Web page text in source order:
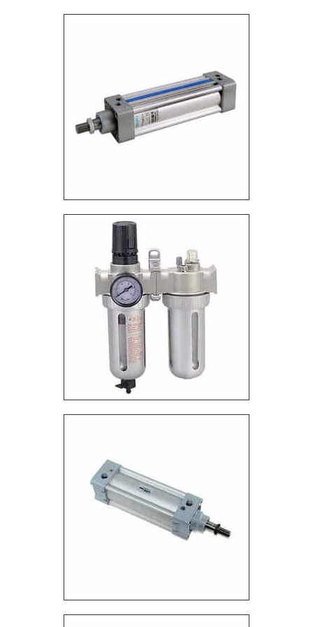
demonstrar conhecimento e autoridade em sua
área de atuação. Boas razões pelas quais a VetorV
é destaque quando procurar por compressor
parafuso chicago pneumatic: Equipe multidisciplinar
de consultores associados; Profissionais com vasta
são realizadas as atividades; Sala de treinamento
com materiais sofisticados; Equipamentos de última
SOBRE A EMPRESA Somente na VetorV existe o
que há de melhor em compressor parafuso chicago
pneumatic. São diversas opções de itens
oferecidos, como compressores, geradores de
energia e assistência técnica multimarcas. É
comprometida com os serviços e segura, padrões
alcançados por conter escritório de alta qualidade
onde são realizadas as atividades e equipamentos
de última geração. Tudo isso, unido a uma equipe